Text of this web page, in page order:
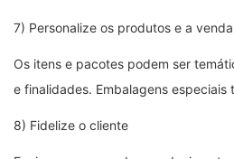
7) Personalize os produtos e a venda
Os itens e pacotes podem ser
e finalidades. Embalagens especiais
8) Fidelize o cliente